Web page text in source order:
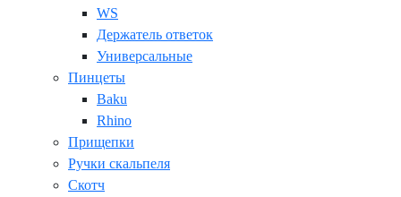
WS
Держатель ответок
Универсальные
Пинцеты
Baku
Rhino
Прищепки
Ручки скальпеля
Скотч